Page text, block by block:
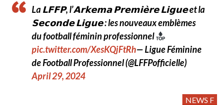
La 𝗟𝗙𝗙𝗣, l’𝗔𝗿𝗸𝗲𝗺𝗮 𝗣𝗿𝗲𝗺𝗶𝗲̀𝗿𝗲 𝗟𝗶𝗴𝘂𝗲 et la
𝗦𝗲𝗰𝗼𝗻𝗱𝗲 𝗟𝗶𝗴𝘂𝗲 : les nouveaux emblèmes
du football féminin professionnel
pic.twitter.com/XesKQjFtRh— Ligue Féminine
de Football Professionnel (@LFFPofficielle)
April 29, 2024
NEWS F